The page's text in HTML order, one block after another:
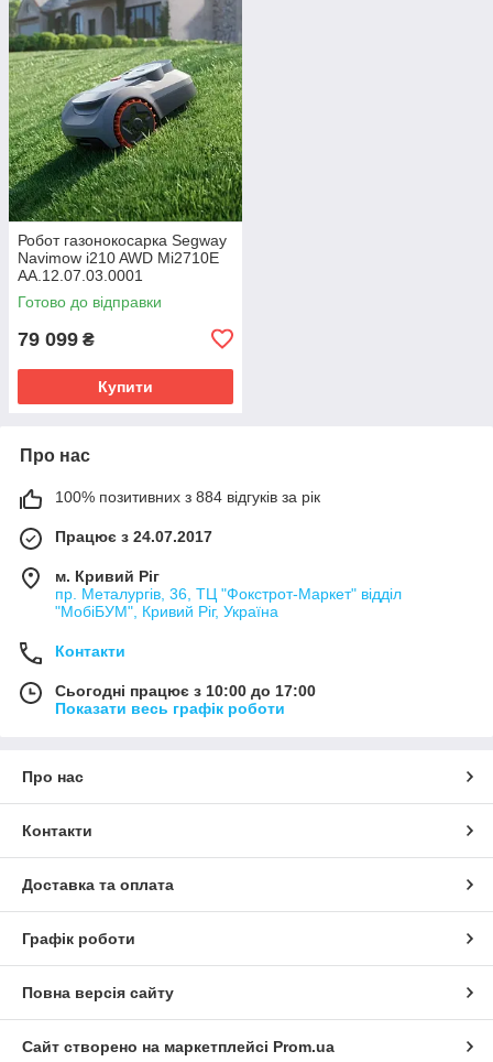
Робот газонокосарка Segway
Navimow i210 AWD Mi2710E
AA.12.07.03.0001
Готово до відправки
79 099 ₴
Купити
Про нас
100% позитивних з 884 відгуків за рік
Працює з 24.07.2017
м. Кривий Ріг
пр. Металургів, 36, ТЦ "Фокстрот-Маркет" відділ
"МобіБУМ", Кривий Ріг, Україна
Контакти
Сьогодні працює з 10:00 до 17:00
Показати весь графік роботи
Про нас
Контакти
Доставка та оплата
Графік роботи
Повна версія сайту
Сайт створено на маркетплейсі Prom.ua